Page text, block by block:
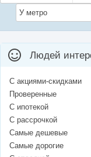
У метро
Людей
С акциями-скидками
Проверенные
С ипотекой
С рассрочкой
Самые дешевые
Самые дорогие